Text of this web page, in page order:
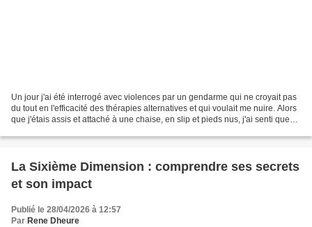
Un jour j'ai été interrogé avec violences par un gendarme qui ne croyait pas
du tout en l'efficacité des thérapies alternatives et qui voulait me nuire. Alors
que j'étais assis et attaché à une chaise, en slip et pieds nus, j'ai senti que
La Sixième Dimension : comprendre ses secrets
et son impact
Publié le 28/04/2026 à 12:57
Par Rene Dheure